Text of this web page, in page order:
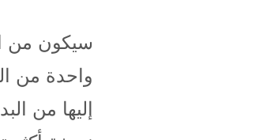
سيكون من
واحدة من
إليها من